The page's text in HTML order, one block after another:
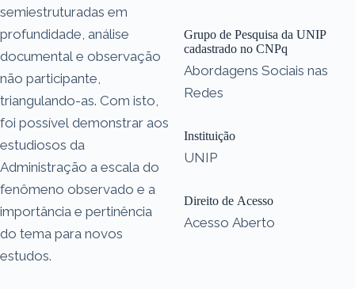
semiestruturadas em
profundidade, análise
documental e observação
não participante,
triangulando-as. Com isto,
foi possível demonstrar aos
estudiosos da
Administração a escala do
fenômeno observado e a
importância e pertinência
do tema para novos
estudos.
Grupo de Pesquisa da UNIP
cadastrado no CNPq
Abordagens Sociais nas
Redes
Instituição
UNIP
Direito de Acesso
Acesso Aberto